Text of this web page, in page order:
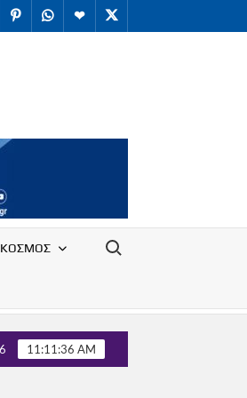
PinterestWhatsApp
Telegram
X
ΚΟΣΜΟΣ
Search for:
Τομέα Τουρισμού του κόμματος
11:11:37 AM